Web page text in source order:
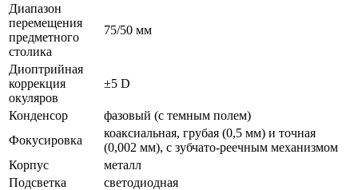
Диапазон
перемещения
предметного
столика
75/50 мм
Диоптрийная
коррекция
окуляров
±5 D
Конденсор
фазовый (с темным полем)
Фокусировка
коаксиальная, грубая (0,5 мм) и точная
(0,002 мм), с зубчато-реечным механизмом
Корпус
металл
Подсветка
светодиодная